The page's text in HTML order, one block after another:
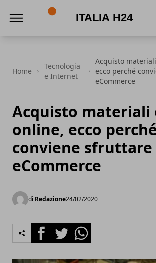
Home
Tecnologia
e Internet
Acquisto
ecco perché
eCommerce
Acquisto materiali
online, ecco
conviene sfruttare
eCommerce
di Redazione24/02/2020
FacebookTwitterWhatsapp